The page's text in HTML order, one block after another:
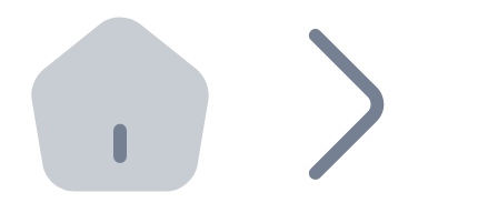
Distributeurs automatiques Bitnovo
Intégrez un ATM Bitnovo dans votre entreprise et
API Bitnovo
Intégrez notre API dans votre écosystème.